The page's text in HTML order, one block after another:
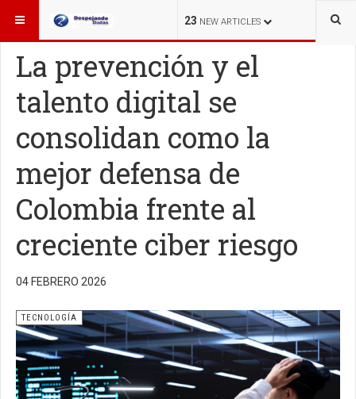
23 NEW ARTICLES
ESTÁ AQUÍ: TECNOLOGÍA
La prevención y el
talento digital se
consolidan como la
mejor defensa de
Colombia frente al
creciente ciber riesgo
04 FEBRERO 2026
TECNOLOGÍA